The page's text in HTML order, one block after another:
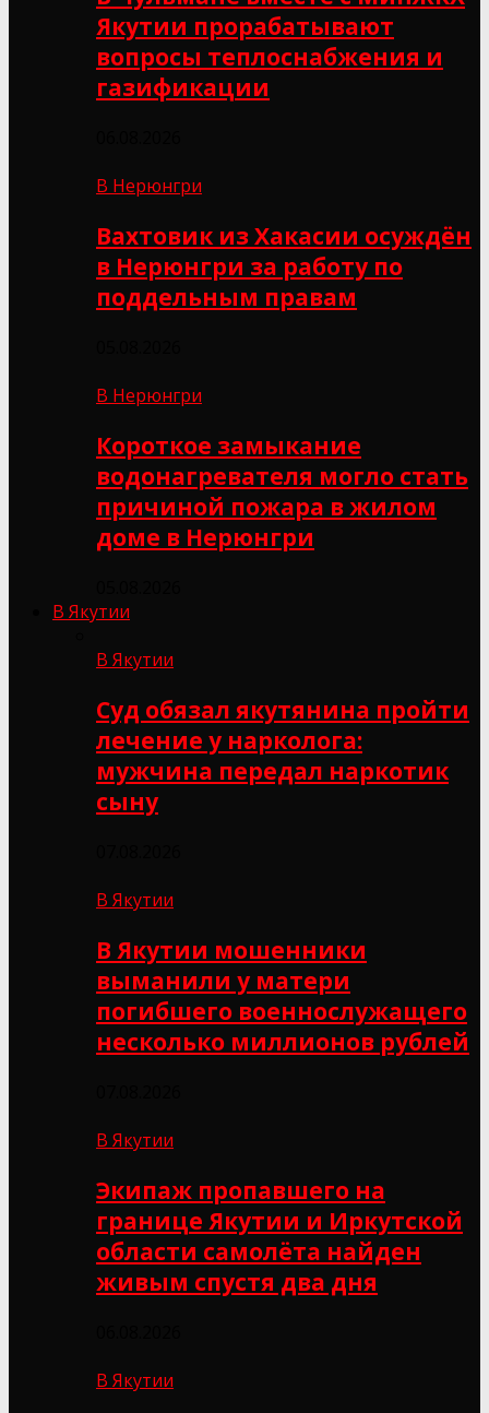
Якутии прорабатывают
вопросы теплоснабжения и
газификации
В Нерюнгри
Вахтовик из Хакасии осуждён
в Нерюнгри за работу по
поддельным правам
В Нерюнгри
Короткое замыкание
водонагревателя могло стать
причиной пожара в жилом
доме в Нерюнгри
В Якутии
В Якутии
Суд обязал якутянина пройти
лечение у нарколога:
мужчина передал наркотик
сыну
В Якутии
В Якутии мошенники
выманили у матери
погибшего военнослужащего
несколько миллионов рублей
В Якутии
Экипаж пропавшего на
границе Якутии и Иркутской
области самолёта найден
живым спустя два дня
В Якутии